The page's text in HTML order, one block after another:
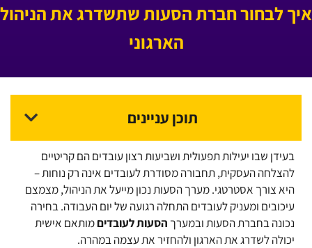
איך לבחור חברת הסעות שתשדרג את הניהול
הארגוני
תוכן עניינים
בעידן שבו יעילות תפעולית ושביעות רצון עובדים הם קריטיים
להצלחה העסקית, תחבורה מסודרת לעובדים אינה רק נוחות –
היא צורך אסטרטגי. מערך הסעות נכון מייעל את הניהול, מצמצם
עיכובים ומעניק לעובדים התחלה רגועה של יום העבודה. בחירה
נכונה בחברת הסעותובמערך הסעות לעובדיםמותאם אישית
יכולה לשדרג את הארגון ולהחזיר את עצמה במהרה.